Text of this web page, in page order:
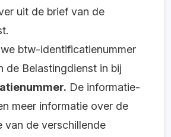
uit de brief van de
btw-identificatienummer
de Belastingdienst in bij
De informatie-
meer informatie over de
van de verschillende